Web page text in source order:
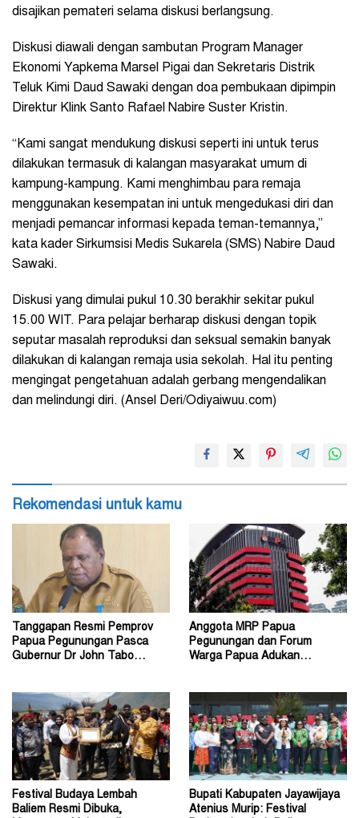
disajikan pemateri selama diskusi berlangsung.
Diskusi diawali dengan sambutan Program Manager
Ekonomi Yapkema Marsel Pigai dan Sekretaris Distrik
Teluk Kimi Daud Sawaki dengan doa pembukaan dipimpin
Direktur Klink Santo Rafael Nabire Suster Kristin.
“Kami sangat mendukung diskusi seperti ini untuk terus
dilakukan termasuk di kalangan masyarakat umum di
kampung-kampung. Kami menghimbau para remaja
menggunakan kesempatan ini untuk mengedukasi diri dan
menjadi pemancar informasi kepada teman-temannya,”
kata kader Sirkumsisi Medis Sukarela (SMS) Nabire Daud
Sawaki.
Diskusi yang dimulai pukul 10.30 berakhir sekitar pukul
15.00 WIT. Para pelajar berharap diskusi dengan topik
seputar masalah reproduksi dan seksual semakin banyak
dilakukan di kalangan remaja usia sekolah. Hal itu penting
mengingat pengetahuan adalah gerbang mengendalikan
dan melindungi diri. (Ansel Deri/Odiyaiwuu.com)
Rekomendasi untuk kamu
Tanggapan Resmi Pemprov
Papua Pegunungan Pasca
Gubernur Dr John Tabo
Anggota MRP Papua
Pegunungan dan Forum
Warga Papua Adukan
Festival Budaya Lembah
Baliem Resmi Dibuka,
Bupati Kabupaten Jayawijaya
Atenius Murip: Festival